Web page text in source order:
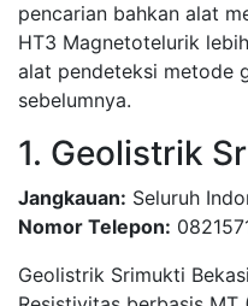
pencarian bahkan alat
HT3 Magnetotelurik
alat pendeteksi metode
sebelumnya.
1. Geolistrik
Jangkauan: Seluruh
Nomor Telepon:
Geolistrik Srimukti